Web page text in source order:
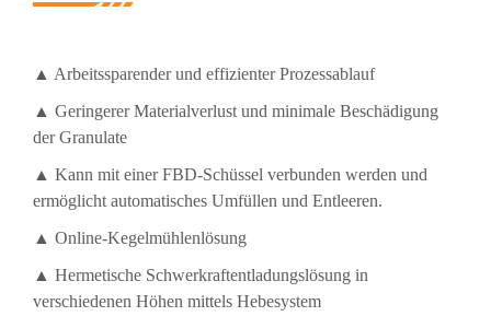
▲ Arbeitssparender und effizienter Prozessablauf
▲ Geringerer Materialverlust und minimale Beschädigung
der Granulate
▲ Kann mit einer FBD-Schüssel verbunden werden und
ermöglicht automatisches Umfüllen und Entleeren.
▲ Online-Kegelmühlenlösung
▲ Hermetische Schwerkraftentladungslösung in
verschiedenen Höhen mittels Hebesystem